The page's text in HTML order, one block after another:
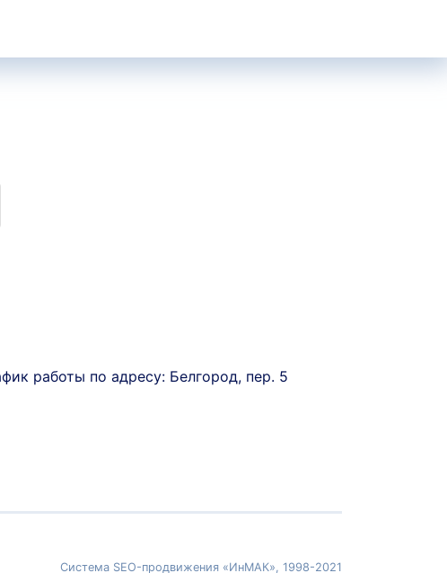
работы по адресу: Белгород, пер. 5
Система SEO-продвижения «ИнМАК», 1998-2021